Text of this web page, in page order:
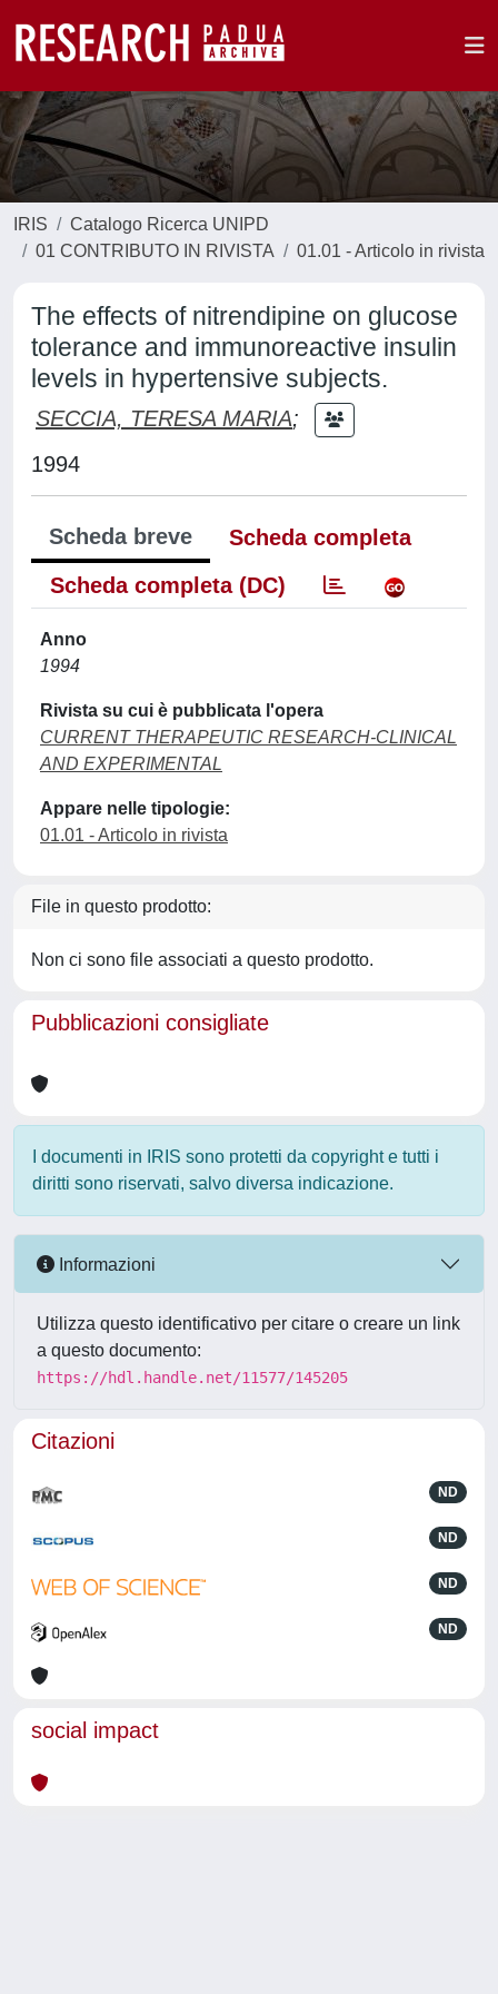
IRIS
Catalogo Ricerca UNIPD
01 CONTRIBUTO IN RIVISTA
01.01 - Articolo in rivista
The effects of nitrendipine on glucose
tolerance and immunoreactive insulin
levels in hypertensive subjects.
SECCIA, TERESA MARIA;
1994
Scheda breve
Scheda completa
Scheda completa (DC)
Anno
1994
Rivista su cui è pubblicata l'opera
CURRENT THERAPEUTIC RESEARCH-CLINICAL
AND EXPERIMENTAL
Appare nelle tipologie:
01.01 - Articolo in rivista
File in questo prodotto:
Non ci sono file associati a questo prodotto.
Pubblicazioni consigliate
I documenti in IRIS sono protetti da copyright e tutti i
diritti sono riservati, salvo diversa indicazione.
Informazioni
Utilizza questo identificativo per citare o creare un link
a questo documento:
https://hdl.handle.net/11577/145205
Citazioni
ND
ND
ND
ND
social impact